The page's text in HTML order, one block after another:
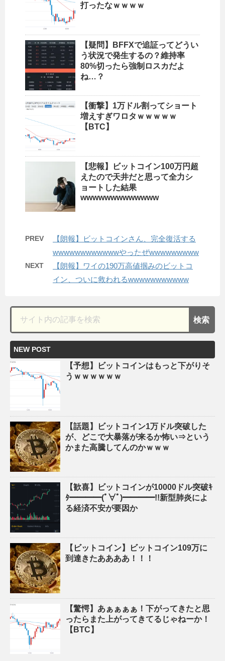
打ったなｗｗｗｗ
【疑問】BFFXで追証ってどうい
う状況で発生するの？維持率
80%切ったら強制ロスカだよ
ね…？
【衝撃】1万ドル割ってショート
増えすぎワロタｗｗｗｗｗ
【BTC】
【悲報】ビットコイン100万円超
えたので天井だと思って全力シ
ョートした結果
wwwwwwwwwwwww
PREV
【朗報】ビットコインさん、完全復活する
wwwwwwwwwwwwやったぜwwwwwwwww
NEXT
【朗報】ワイの190万高値掴みのビットコ
イン、ついに救われるwwwwwwwwwww
NEW POST
【予想】ビットコインはもっと下がりそ
うｗｗｗｗｗｗ
【話題】ビットコイン1万ドル突破した
が、どこで大暴落が来るか怖い⇒という
かまた高騰してんのかｗｗｗ
【歓喜】ビットコインが10000ドル突破ｷ
ﾀ━━━━(ﾟ∀ﾟ)━━━━!!新型肺炎によ
る経済不安が要因か
【ビットコイン】ビットコイン109万に
到達きたああああ！！！
【驚愕】あぁぁぁぁ！下がってきたと思
ったらまた上がってきてるじゃねーか！
【BTC】